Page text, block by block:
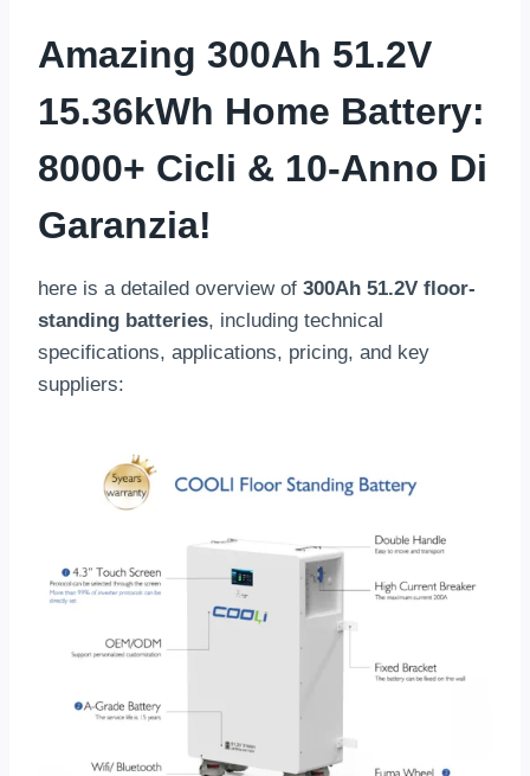
Amazing 300Ah 51.2V
15.36KWh Home Battery:
8000+ Cicli & 10-Anno Di
Garanzia!
here is a detailed overview of 300Ah 51.2V floor-
standing batteries, including technical
specifications, applications, pricing, and key
suppliers: